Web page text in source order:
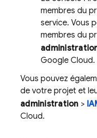
membres du
service. Vous
membres du
Google Cloud.
Vous pouvez
de votre projet et
administration >
Cloud.